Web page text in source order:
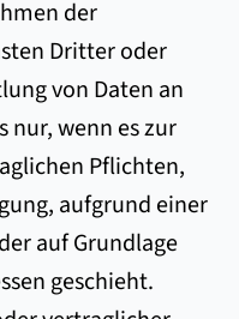
der
Dritter oder
von Daten an
nur, wenn es zur
Pflichten,
aufgrund einer
auf Grundlage
geschieht.